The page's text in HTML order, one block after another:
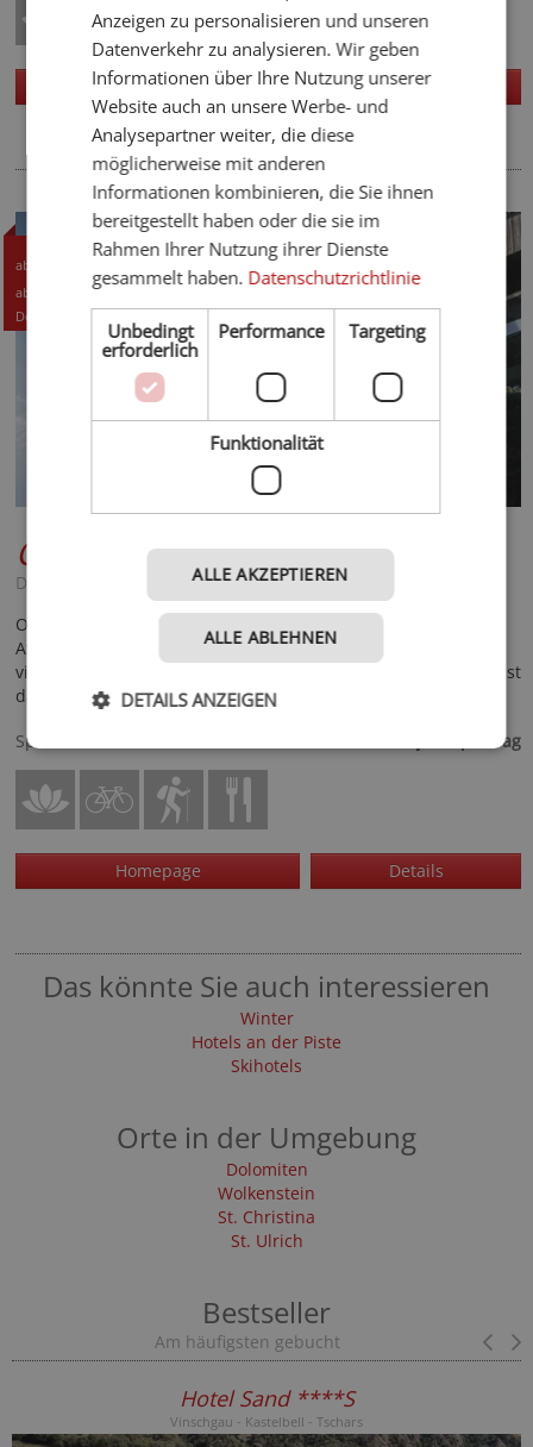
Homepage Details
ab 126,- CHF
ab 135,- EUR
Details +
Chalet S Dolomites****
Dolomiten - Wolkenstein
Ob es draußen bitterkalt oder sommerlich warm ist: die
Atmosphäre im Chalet S Dolomites ist immer warm. Das liegt
vielleicht auch ein wenig an uns, Samuel und Tania. Für uns ist
das Hotel ein Zuhause.
Spezialisiert auf
pro Tag
Homepage Details
Das könnte Sie auch interessieren
Winter
Hotels an der Piste
Skihotels
Orte in der Umgebung
Dolomiten
Wolkenstein
St. Christina
St. Ulrich
Bestseller
Am häufigsten gebucht
Hotel Sand ****S
Vinschgau - Kastelbell - Tschars
Anzeigen zu personalisieren und unseren
Datenverkehr zu analysieren. Wir geben
Informationen über Ihre Nutzung unserer
Website auch an unsere Werbe- und
Analysepartner weiter, die diese
möglicherweise mit anderen
Informationen kombinieren, die Sie ihnen
bereitgestellt haben oder die sie im
Rahmen Ihrer Nutzung ihrer Dienste
gesammelt haben. Datenschutzrichtlinie
Unbedingt
erforderlich
Performance Targeting
Funktionalität
ALLE AKZEPTIEREN
ALLE ABLEHNEN
DETAILS ANZEIGEN